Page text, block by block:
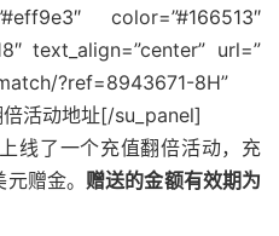
color=”#166513″
text_align=”center” url=”
?ref=8943671-8H”
活动地址[/su_panel]
线了一个充值翻倍活动，充
赠金。 赠送的金额有效期为